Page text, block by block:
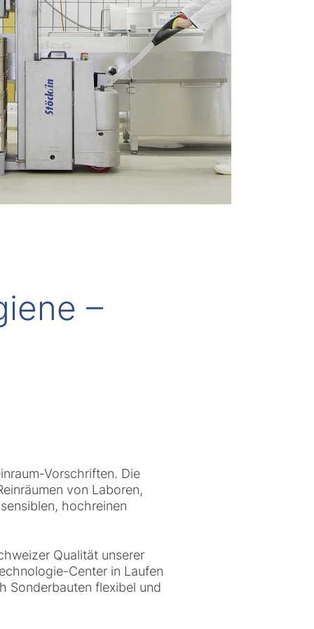
–
Vorschriften. Die
von Laboren,
hochreinen
Qualität unserer
Center in Laufen
Sonderbauten flexibel und